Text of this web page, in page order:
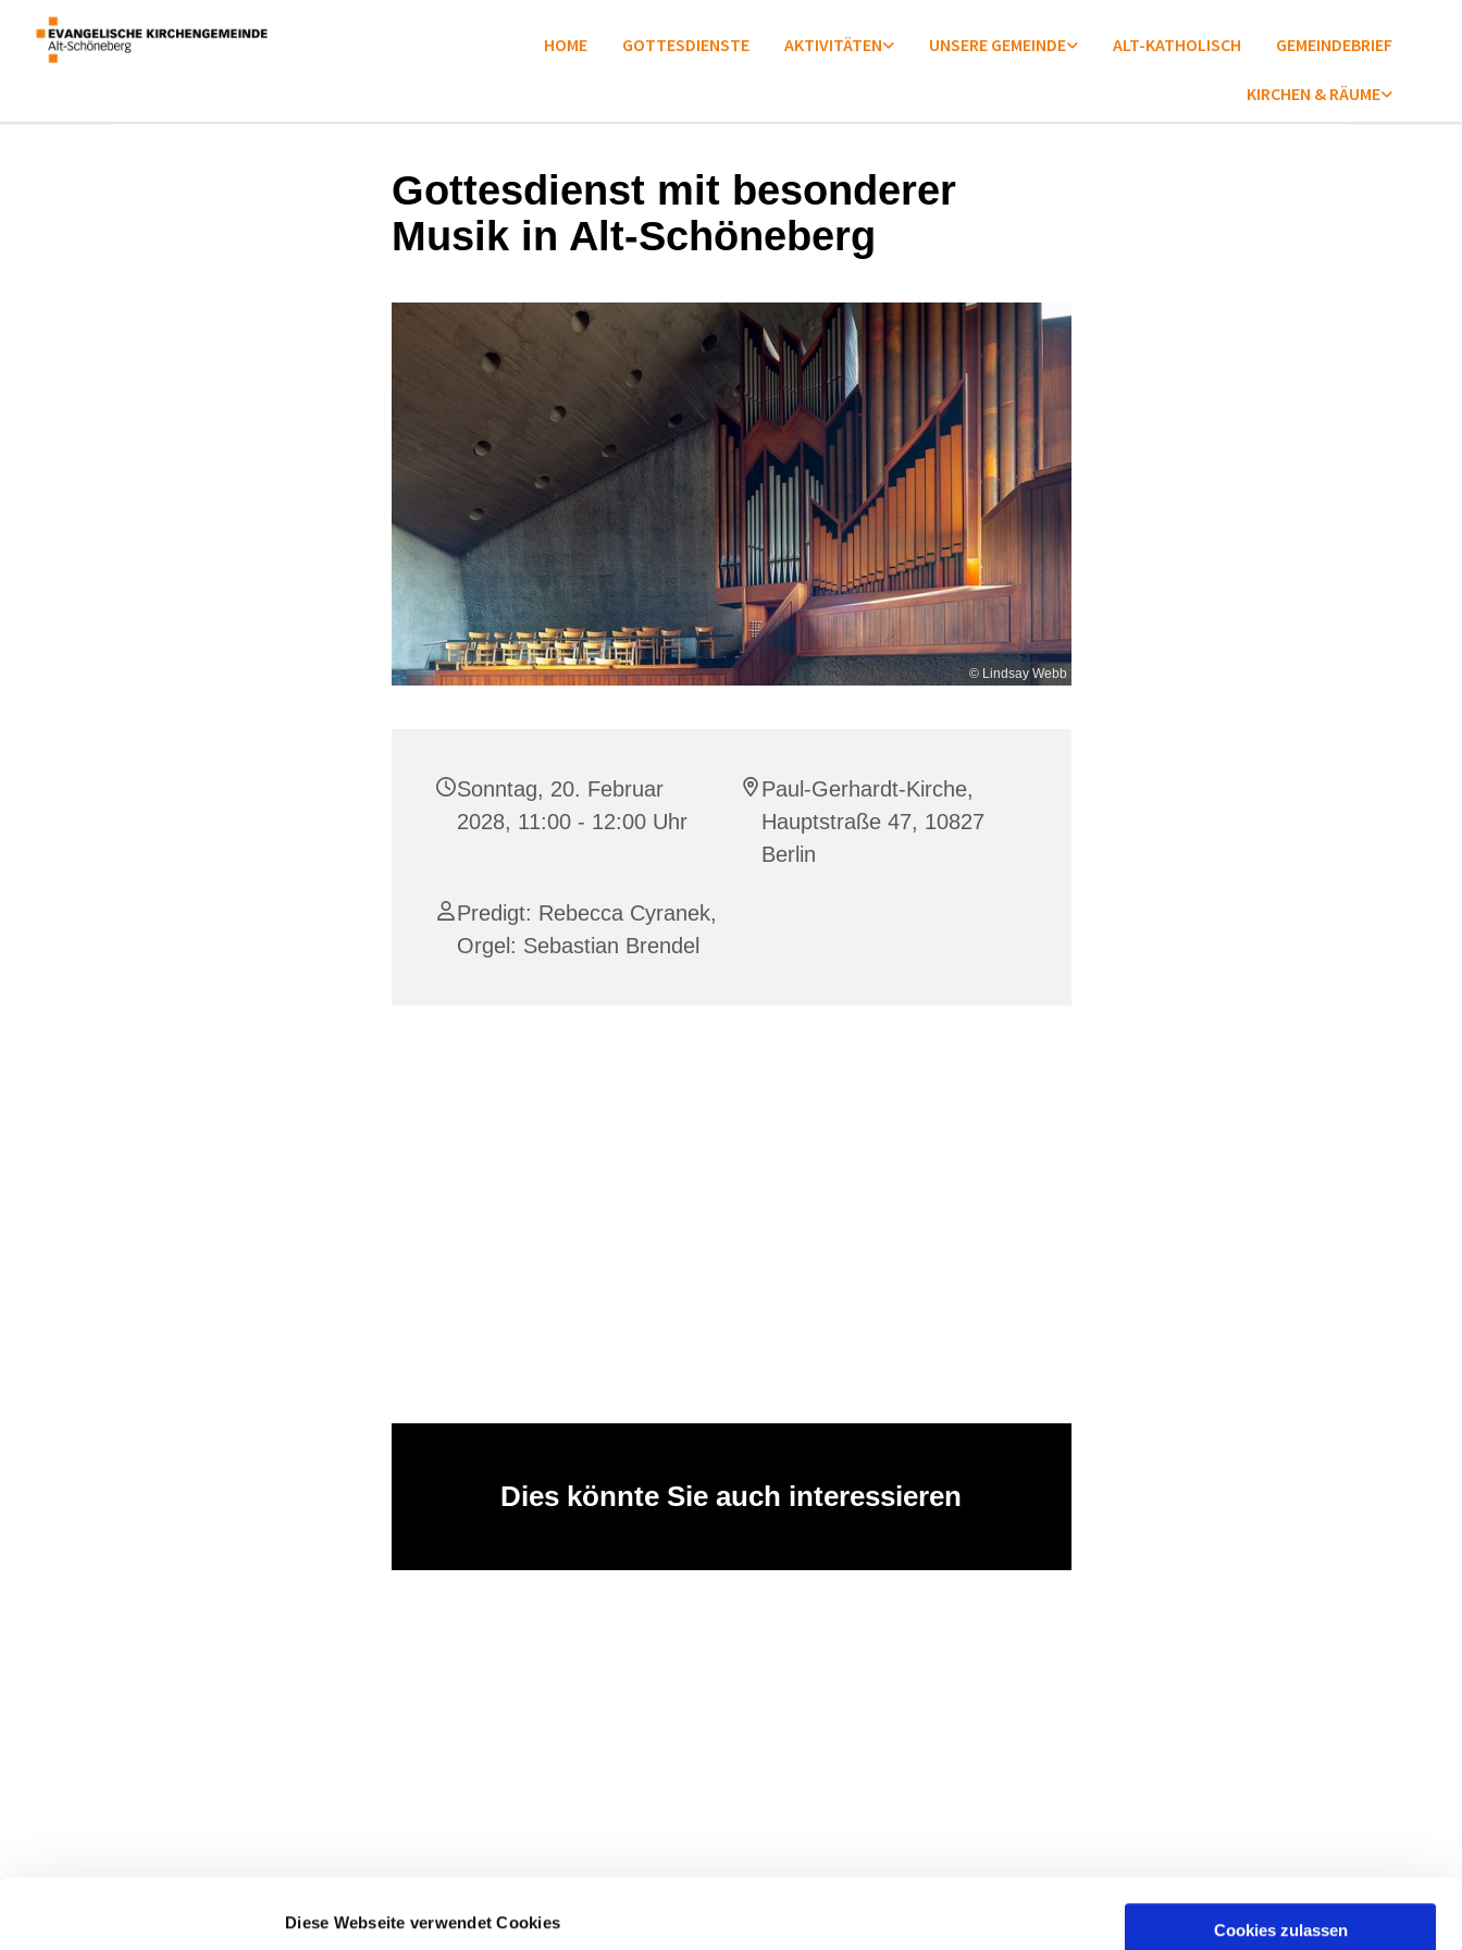
Diese Webseite verwendet Cookies
Cookies zulassen
HOME GOTTESDIENSTE AKTIVITÄTEN UNSERE GEMEINDE ALT-KATHOLISCH GEMEINDEBRIEF
KIRCHEN & RÄUME
Gottesdienst mit besonderer
Musik in Alt-Schöneberg
© Lindsay Webb
Sonntag, 20. Februar
2028, 11:00 - 12:00 Uhr
Paul-Gerhardt-Kirche,
Hauptstraße 47, 10827
Berlin
Predigt: Rebecca Cyranek,
Orgel: Sebastian Brendel
Dies könnte Sie auch interessieren